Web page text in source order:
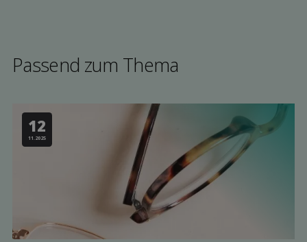
Passend zum Thema
12
11.2025